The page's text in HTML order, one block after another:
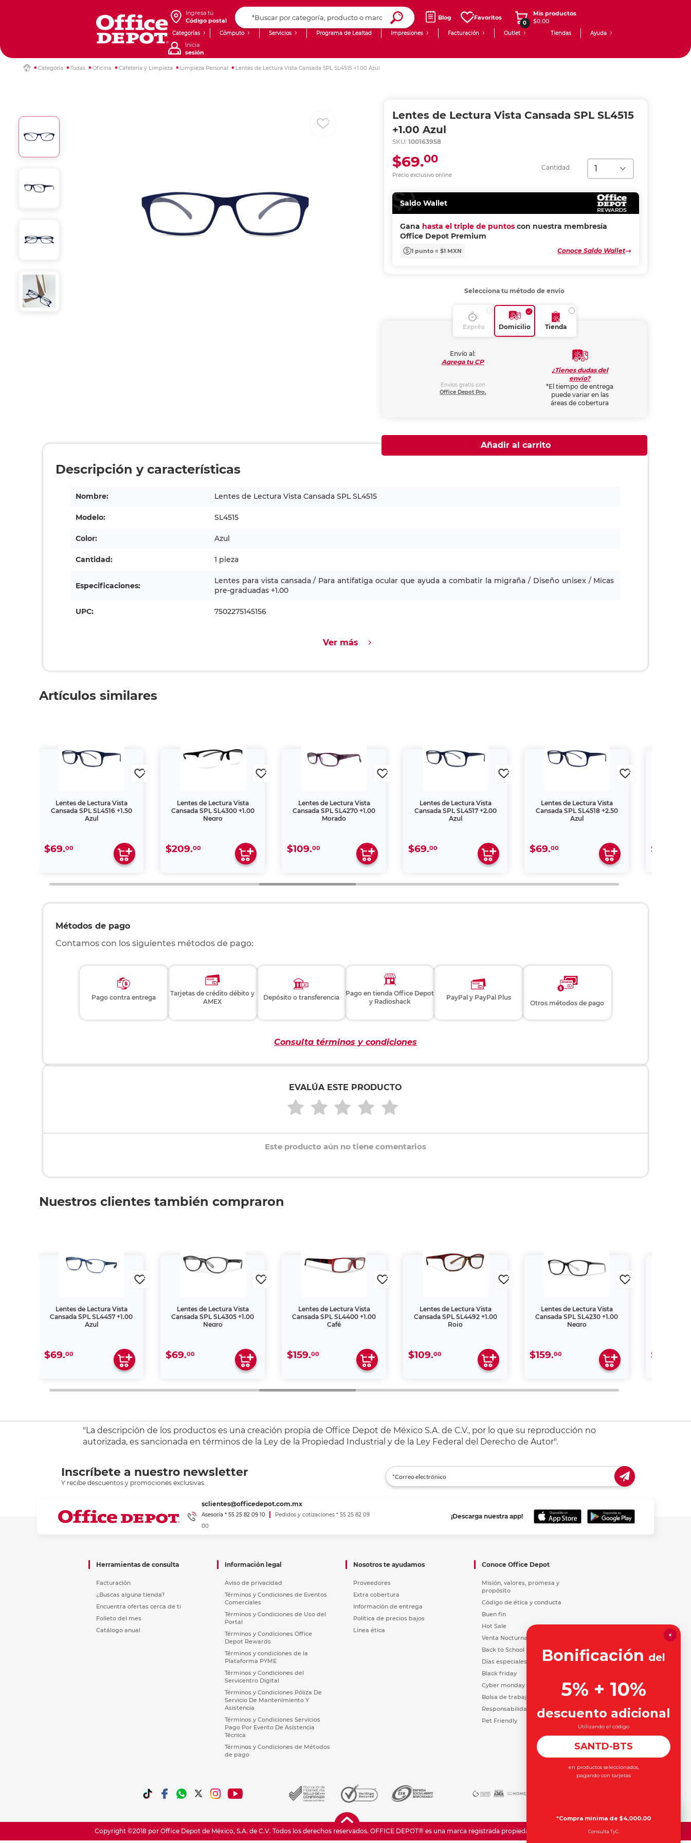
Ingresa tu
Código postal
Blog Favoritos
0
Mis productos
$0.00
Categorías Cómputo Servicios
Venta corporativa
Programa de Lealtad Impresiones Facturación Outlet Tiendas Ayuda
Inicia
sesión
Categoría Todas Oficina Cafetería y Limpieza Limpieza Personal Lentes de Lectura Vista Cansada SPL SL4515 +1.00 Azul
Lentes de Lectura Vista Cansada SPL SL4515
+1.00 Azul
SKU: 100163958
Cantidad
Precio exclusivo online
$69.00
Saldo Wallet
Gana hasta el triple de puntos con nuestra membresía
Office Depot Premium
1 punto = $1 MXN Conoce Saldo Wallet
Selecciona tu método de envío
Exprés Domicilio Tienda
Envío al:
Agrega tu CP
Envíos gratis con
Office Depot Pro.
¿Tienes dudas del
envío?
*El tiempo de entrega
puede variar en las
áreas de cobertura
Añadir al carrito
Descripción y características
Nombre: Lentes de Lectura Vista Cansada SPL SL4515
Modelo: SL4515
Color: Azul
Cantidad: 1 pieza
Especificaciones:
Lentes para vista cansada / Para antifatiga ocular que ayuda a combatir la migraña / Diseño unisex / Micas
pre-graduadas +1.00
UPC: 7502275145156
Ver más
Artículos similares
Lentes de Lectura Vista
Cansada SPL SL4516 +1.50
Azul
$69.00
Lentes de Lectura Vista
Cansada SPL SL4300 +1.00
Negro
$209.00
Lentes de Lectura Vista
Cansada SPL SL4270 +1.00
Morado
$109.00
Lentes de Lectura Vista
Cansada SPL SL4517 +2.00
Azul
$69.00
Lentes de Lectura Vista
Cansada SPL SL4518 +2.50
Azul
$69.00 $209.
Métodos de pago
Contamos con los siguientes métodos de pago:
Pago contra entrega
Tarjetas de crédito débito y
AMEX
Depósito o transferencia
Pago en tienda Office Depot
y Radioshack
PayPal y PayPal Plus
Otros métodos de pago
Consulta términos y condiciones
EVALÚA ESTE PRODUCTO
Este producto aún no tiene comentarios
Nuestros clientes también compraron
Lentes de Lectura Vista
Cansada SPL SL4457 +1.00
Azul
$69.00
Lentes de Lectura Vista
Cansada SPL SL4305 +1.00
Negro
$69.00
Lentes de Lectura Vista
Cansada SPL SL4400 +1.00
Café
$159.00
Lentes de Lectura Vista
Cansada SPL SL4492 +1.00
Rojo
$109.00
Lentes de Lectura Vista
Cansada SPL SL4230 +1.00
Negro
$159.00 $209.
"La descripción de los productos es una creación propia de Office Depot de México S.A. de C.V., por lo que su reproducción no
autorizada, es sancionada en términos de la Ley de la Propiedad Industrial y de la Ley Federal del Derecho de Autor".
Inscríbete a nuestro newsletter
Y recibe descuentos y promociones exclusivas.
¡Descarga nuestra app!
sclientes@officedepot.com.mx
Asesoría * 55 25 82 09 10
Pedidos y cotizaciones * 55 25 82 09
00
Herramientas de consulta
Facturación
¿Buscas alguna tienda?
Encuentra ofertas cerca de ti
Folleto del mes
Catálogo anual
Información legal
Aviso de privacidad
Términos y Condiciones de Eventos
Comerciales
Términos y Condiciones de Uso del
Portal
Términos y Condiciones Office
Depot Rewards
Términos y condiciones de la
Plataforma PYME
Términos y Condiciones del
Servicentro Digital
Términos y Condiciones Póliza De
Servicio De Mantenimiento Y
Asistencia
Términos y Condiciones Servicios
Pago Por Evento De Asistencia
Técnica
Términos y Condiciones de Métodos
de pago
Nosotros te ayudamos
Proveedores
Extra cobertura
Información de entrega
Política de precios bajos
Línea ética
Conoce Office Depot
Misión, valores, promesa y
propósito
Código de ética y conducta
Buen fin
Hot Sale
Venta Nocturna
Back to School
Días especiales
Black friday
Cyber monday
Bolsa de trabajo
Responsabilidad Social
Pet Friendly
Copyright ©2018 por Office Depot de México, S.A. de C.V. Todos los derechos reservados. OFFICE DEPOT® es una marca registrada propiedad de Office Depot Inc.
×
Bonificación del
5% + 10%
descuento adicional
Utilizando el código
SANTD-BTS
en productos seleccionados,
pagando con tarjetas
*Compra mínima de $4,000.00
Consulta TyC.